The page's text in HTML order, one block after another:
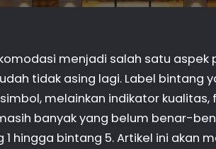
menjadi salah satu aspek
tidak asing lagi. Label bintang
melainkan indikator kualitas,
banyak yang belum benar-
hingga bintang 5. Artikel ini akan